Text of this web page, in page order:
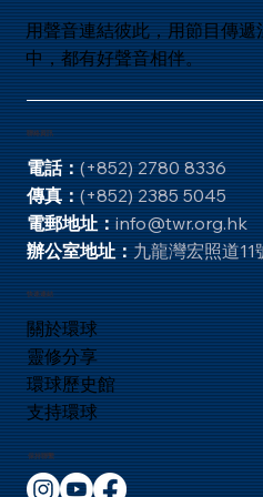
本是這樣記載的：天使向
的時候，耶和華 後悔 ，
民的天使說： 「夠了！
的使者在耶布斯人 亞勞
記下 24:
用聲音連結彼此，用節目傳
中，都有好聲音相伴。
聯絡資訊
電話：(+852) 2780 8336
傳真：(+852) 2385 5045
電郵地址：info@twr.org.hk
辦公室地址：九龍灣宏照道
快速連結
關於環球
靈修分享
環球歷史館
支持環球
保持聯繫